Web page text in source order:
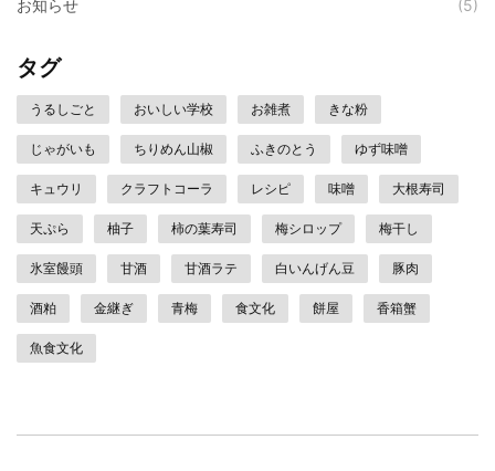
お知らせ (5)
タグ
うるしごと おいしい学校 お雑煮 きな粉
じゃがいも ちりめん山椒 ふきのとう ゆず味噌
キュウリ クラフトコーラ レシピ 味噌 大根寿司
天ぷら 柚子 柿の葉寿司 梅シロップ 梅干し
氷室饅頭 甘酒 甘酒ラテ 白いんげん豆 豚肉
酒粕 金継ぎ 青梅 食文化 餅屋 香箱蟹
魚食文化